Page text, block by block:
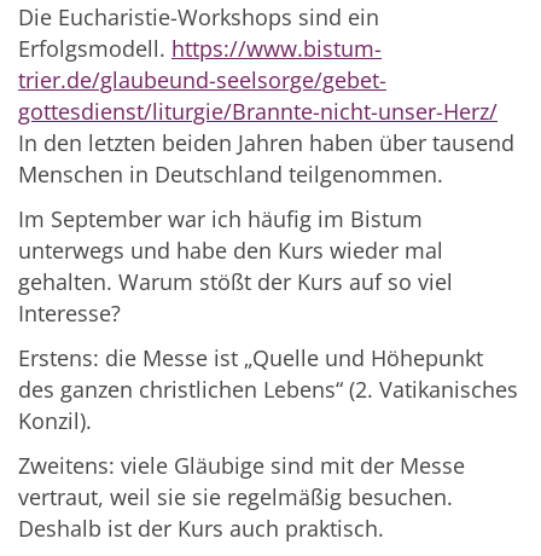
Die Eucharistie-Workshops sind ein
Erfolgsmodell. https://www.bistum-
trier.de/glaubeund-seelsorge/gebet-
gottesdienst/liturgie/Brannte-nicht-unser-Herz/
In den letzten beiden Jahren haben über tausend
Menschen in Deutschland teilgenommen.
Im September war ich häufig im Bistum
unterwegs und habe den Kurs wieder mal
gehalten. Warum stößt der Kurs auf so viel
Interesse?
Erstens: die Messe ist „Quelle und Höhepunkt
des ganzen christlichen Lebens“ (2. Vatikanisches
Konzil).
Zweitens: viele Gläubige sind mit der Messe
vertraut, weil sie sie regelmäßig besuchen.
Deshalb ist der Kurs auch praktisch.